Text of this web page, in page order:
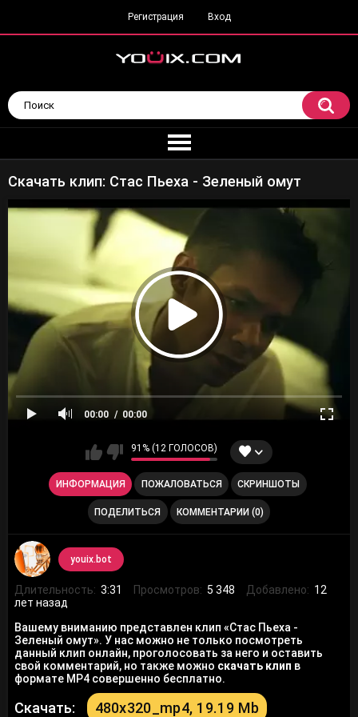
Регистрация Вход
Скачать клип: Стас Пьеха - Зеленый омут
00:00 00:00
91% (12 ГОЛОСОВ)
ИНФОРМАЦИЯ ПОЖАЛОВАТЬСЯ СКРИНШОТЫ
ПОДЕЛИТЬСЯ КОММЕНТАРИИ (0)
youix.bot
Длительность: 3:31 Просмотров: 5 348 Добавлено: 12
лет назад
Вашему вниманию представлен клип «Стас Пьеха -
Зеленый омут». У нас можно не только посмотреть
данный клип онлайн, проголосовать за него и оставить
свой комментарий, но также можно скачать клип в
формате MP4 совершенно бесплатно.
Скачать: 480x320_mp4, 19.19 Mb